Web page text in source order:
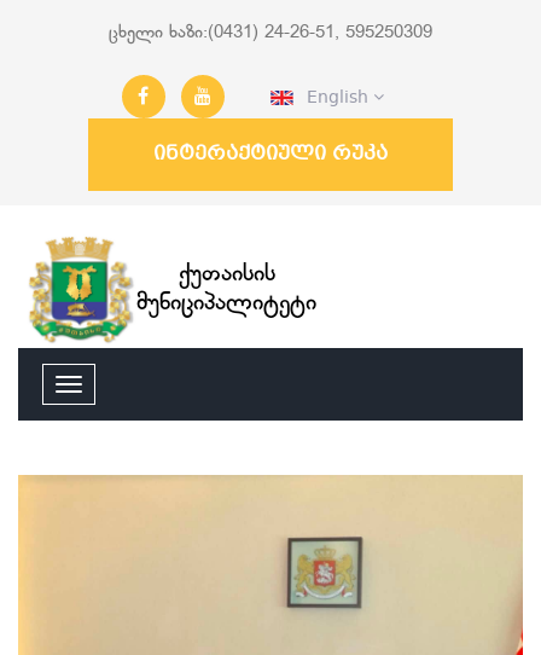
ცხელი ხაზი:(0431) 24-26-51, 595250309
English
ინტერაქტიული რუკა
ქუთაისის
მუნიციპალიტეტი